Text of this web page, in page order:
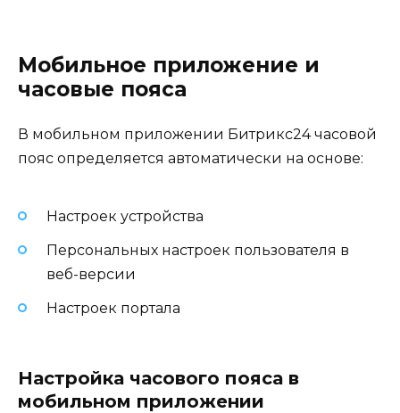
Мобильное приложение и
часовые пояса
В мобильном приложении Битрикс24 часовой
пояс определяется автоматически на основе:
Настроек устройства
Персональных настроек пользователя в
веб-версии
Настроек портала
Настройка часового пояса в
мобильном приложении